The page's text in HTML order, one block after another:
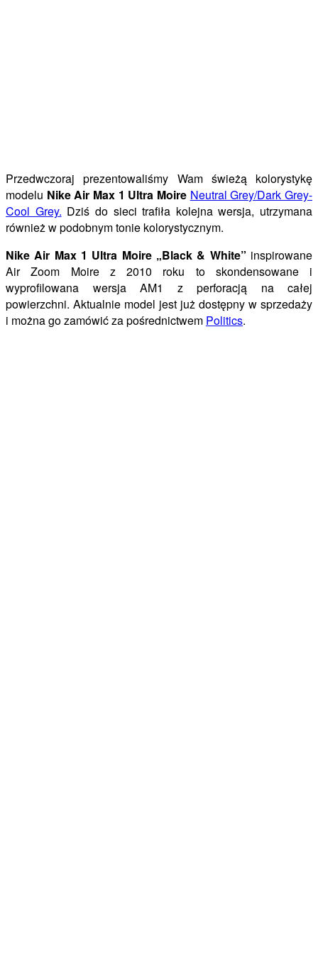
Przedwczoraj prezentowaliśmy Wam świeżą kolorystykę
modelu Nike Air Max 1 Ultra Moire Neutral Grey/Dark Grey-
Cool Grey. Dziś do sieci trafiła kolejna wersja, utrzymana
również w podobnym tonie kolorystycznym.
Nike Air Max 1 Ultra Moire „Black & White” inspirowane
Air Zoom Moire z 2010 roku to skondensowane i
wyprofilowana wersja AM1 z perforacją na całej
powierzchni. Aktualnie model jest już dostępny w sprzedaży
i można go zamówić za pośrednictwem Politics.